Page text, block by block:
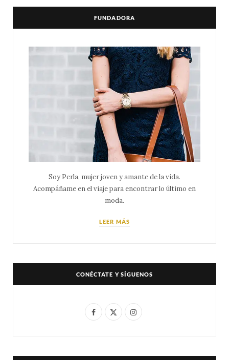
FUNDADORA
Soy Perla, mujer joven y amante de la vida.
Acompáñame en el viaje para encontrar lo último en
moda.
LEER MÁS
CONÉCTATE Y SÍGUENOS
F
X
I